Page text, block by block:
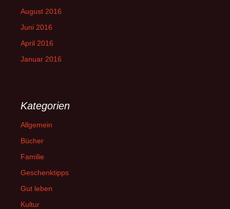
August 2016
Juni 2016
April 2016
Januar 2016
Kategorien
Allgemein
Bücher
Familie
Geschenktipps
Gut leben
Kultur